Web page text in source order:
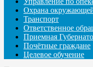
Охрана
Транспорт
Ответственное
Приемная
Почётные граждане
Целевое обучение